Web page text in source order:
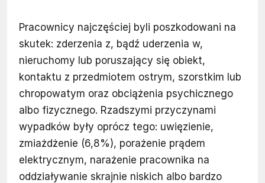
Pracownicy najczęściej byli poszkodowani na
skutek: zderzenia z, bądź uderzenia w,
nieruchomy lub poruszający się obiekt,
kontaktu z przedmiotem ostrym, szorstkim lub
chropowatym oraz obciążenia psychicznego
albo fizycznego. Rzadszymi przyczynami
wypadków były oprócz tego: uwięzienie,
zmiażdżenie (6,8%), porażenie prądem
elektrycznym, narażenie pracownika na
oddziaływanie skrajnie niskich albo bardzo